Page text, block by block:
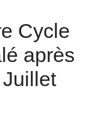
Cycle
après